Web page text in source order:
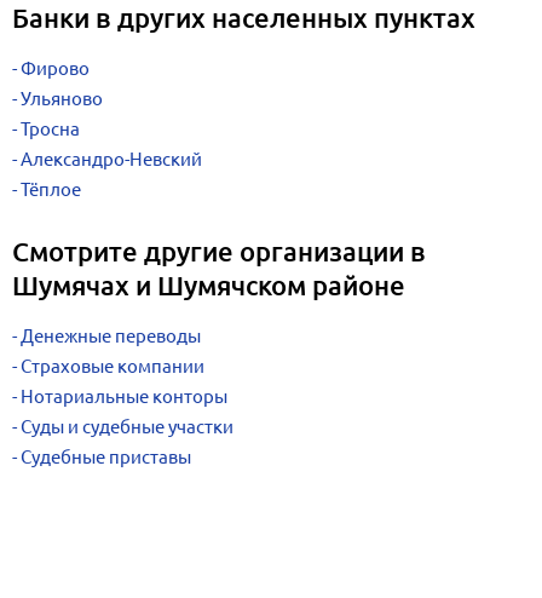
Банки в других населенных пунктах
Фирово
Ульяново
Тросна
Александро-Невский
Тёплое
Смотрите другие организации в
Шумячах и Шумячском районе
Денежные переводы
Страховые компании
Нотариальные конторы
Суды и судебные участки
Судебные приставы